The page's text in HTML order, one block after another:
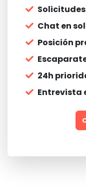
Chat en
Posición
24h
Entrevista